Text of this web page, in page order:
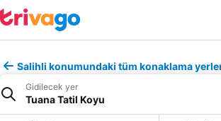
Salihli konumundaki tüm konaklama
Gidilecek yer
Tuana Tatil Koyu